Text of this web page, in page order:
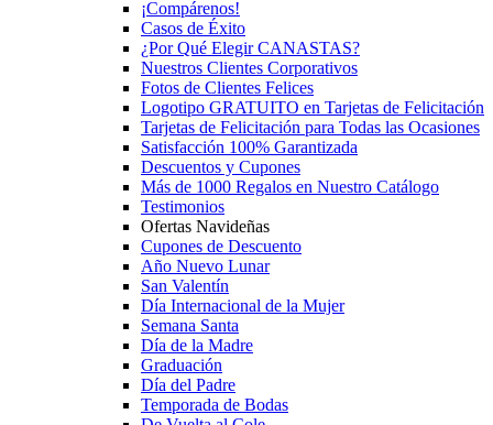
¡Compárenos!
Casos de Éxito
¿Por Qué Elegir CANASTAS?
Nuestros Clientes Corporativos
Fotos de Clientes Felices
Logotipo GRATUITO en Tarjetas de Felicitación
Tarjetas de Felicitación para Todas las Ocasiones
Satisfacción 100% Garantizada
Descuentos y Cupones
Más de 1000 Regalos en Nuestro Catálogo
Testimonios
Ofertas Navideñas
Cupones de Descuento
Año Nuevo Lunar
San Valentín
Día Internacional de la Mujer
Semana Santa
Día de la Madre
Graduación
Día del Padre
Temporada de Bodas